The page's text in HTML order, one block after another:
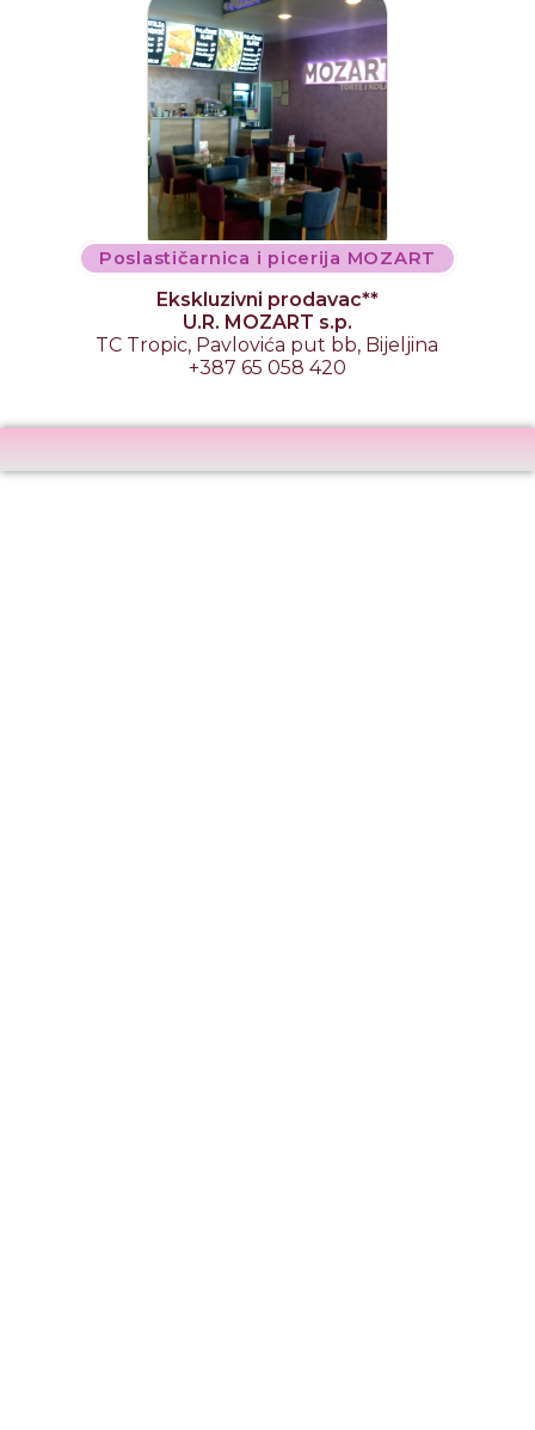
Poslastičarnica i picerija MOZART
Ekskluzivni prodavac**
U.R. MOZART s.p.
TC Tropic, Pavlovića put bb, Bijeljina
+387 65 058 420